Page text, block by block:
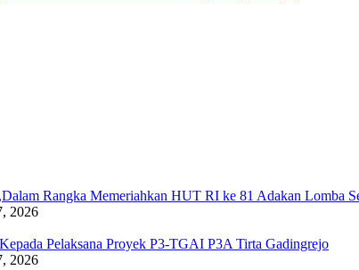
Rangka Memeriahkan HUT RI ke 81 Adakan Lomba
2026
Pelaksana Proyek P3-TGAI P3A Tirta Gadingrejo
2026